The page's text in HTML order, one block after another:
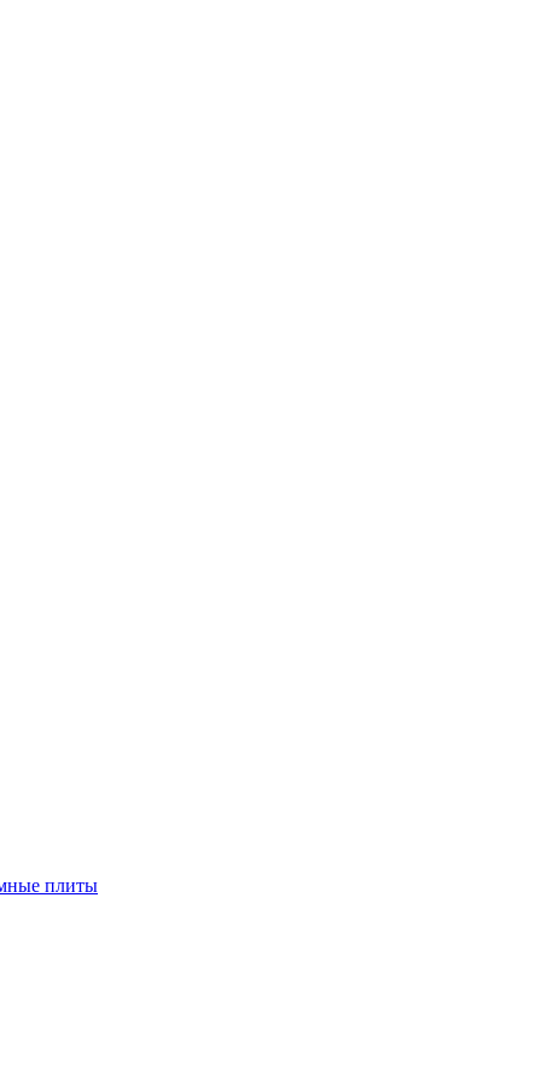
плиты